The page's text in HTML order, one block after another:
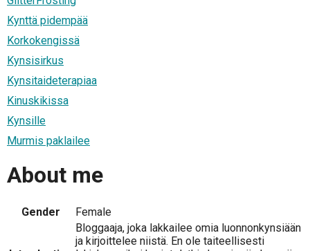
Kynttä pidempää
Korkokengissä
Kynsisirkus
Kynsitaideterapiaa
Kinuskikissa
Kynsille
Murmis paklailee
About me
Gender Female
Bloggaaja, joka lakkailee omia luonnonkynsiään
ja kirjoittelee niistä. En ole taiteellisesti